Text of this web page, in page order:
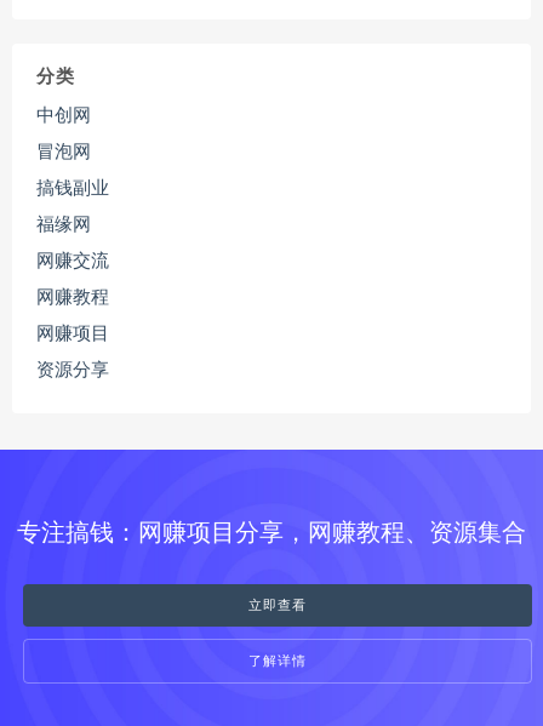
分类
中创网
冒泡网
搞钱副业
福缘网
网赚交流
网赚教程
网赚项目
资源分享
专注搞钱：网赚项目分享，网赚教程、资源集合
立即查看
了解详情